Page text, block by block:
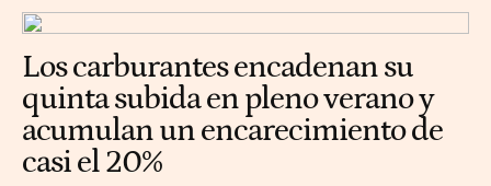
Los carburantes encadenan su
quinta subida en pleno verano y
acumulan un encarecimiento de
casi el 20%